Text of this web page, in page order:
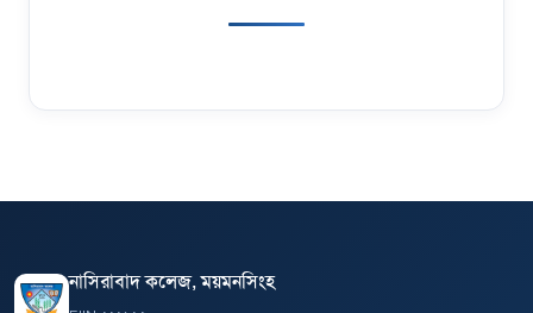
নাসিরাবাদ কলেজ, ময়মনসিংহ